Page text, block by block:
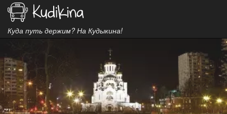
Куда путь держим? На Кудыкина!